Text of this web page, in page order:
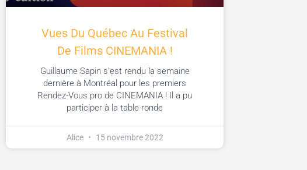
Vues Du Québec Au Festival
De Films CINEMANIA !
Guillaume Sapin s’est rendu la semaine
dernière à Montréal pour les premiers
Rendez-Vous pro de CINEMANIA ! Il a pu
participer à la table ronde
Alice 15 novembre 2022